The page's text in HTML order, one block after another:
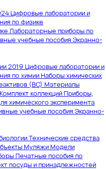
Цифровые лаборатории и
по физике
Лабораторные приборы по
учебные пособияЭкранно-
2019 Цифровые лаборатории и
по химииНаборы химических
(ВС) Материалы
Комплект коллекцийПриборы,
химического эксперимента
учебные пособияЭкранно-
Технические средства
МуляжиМодели
Печатные пособия по
посуды и принадлежностей